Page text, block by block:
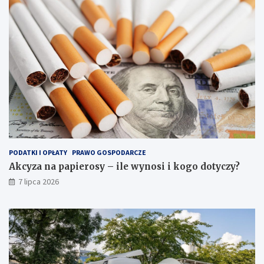
PODATKI I OPŁATY PRAWO GOSPODARCZE
Akcyza na papierosy – ile wynosi i kogo dotyczy?
7 lipca 2026